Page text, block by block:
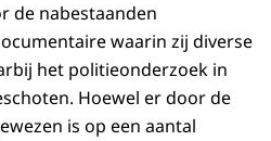
de nabestaanden
waarin zij diverse
het politieonderzoek in
Hoewel er door de
is op een aantal